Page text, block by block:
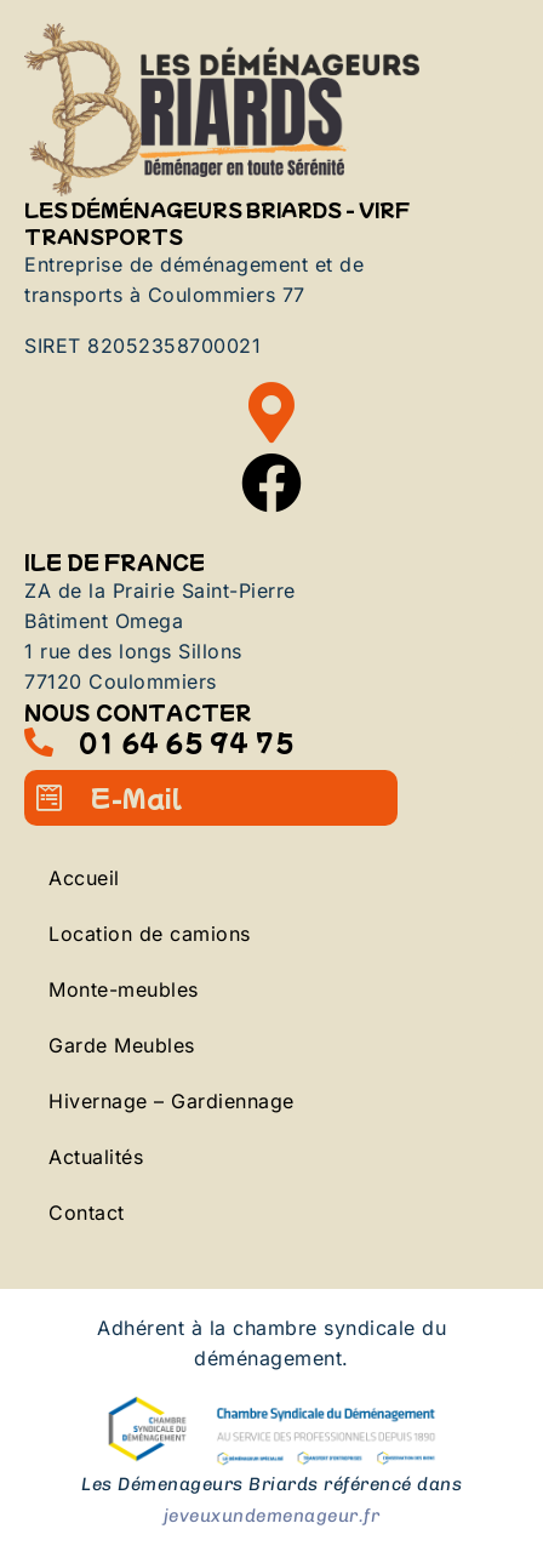
LES DÉMÉNAGEURS BRIARDS - VIRF
TRANSPORTS
Entreprise de déménagement et de
transports à Coulommiers 77
SIRET 82052358700021
ILE DE FRANCE
ZA de la Prairie Saint-Pierre
Bâtiment Omega
1 rue des longs Sillons
77120 Coulommiers
NOUS CONTACTER
01 64 65 94 75
E-Mail
Accueil
Location de camions
Monte-meubles
Garde Meubles
Hivernage – Gardiennage
Actualités
Contact
Adhérent à la chambre syndicale du
déménagement.
Les Démenageurs Briards référencé dans
jeveuxundemenageur.fr